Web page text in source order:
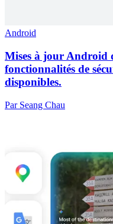
Android
Mises à jour Android
fonctionnalités de
disponibles.
Par Seang Chau